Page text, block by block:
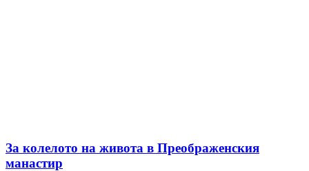
За колелото на живота в Преображенския
манастир